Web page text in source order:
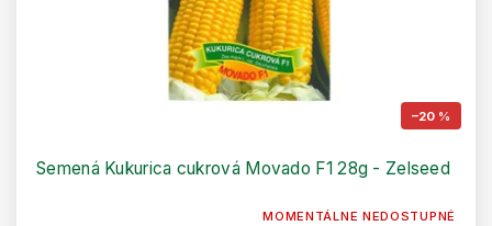
–20 %
Semená Kukurica cukrová Movado F1 28g - Zelseed
MOMENTÁLNE NEDOSTUPNÉ